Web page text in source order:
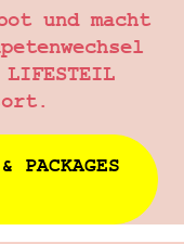
und macht
PACKAGES